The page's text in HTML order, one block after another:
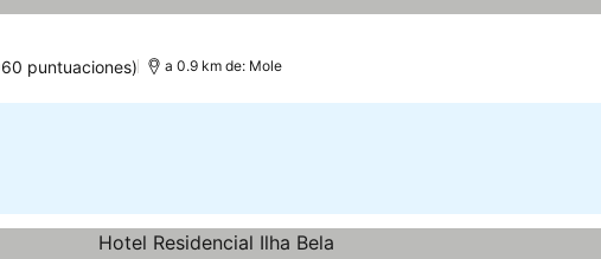
puntuaciones) a 0.9 km de: Mole